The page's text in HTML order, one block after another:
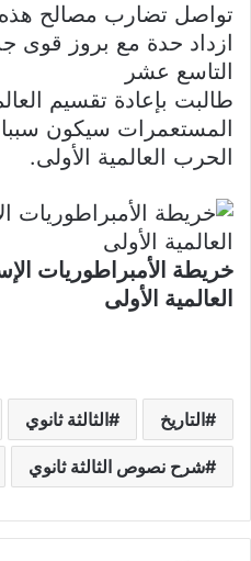
تواصل تضارب مصالح هذه
ازداد حدة مع بروز قوى
التاسع عشر
طالبت بإعادة تقسيم
المستعمرات سيكون
الحرب العالمية الأولى.
خريطة الأمبراطوريات
العالمية الأولى
التاريخ الثالثة ثانوي
شرح نصوص الثالثة ثانوي